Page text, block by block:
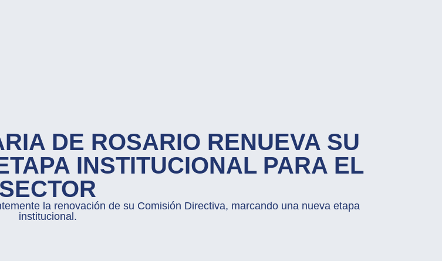
DE ROSARIO RENUEVA SU
INSTITUCIONAL PARA EL
SECTOR
la renovación de su Comisión Directiva, marcando una nueva etapa
institucional.